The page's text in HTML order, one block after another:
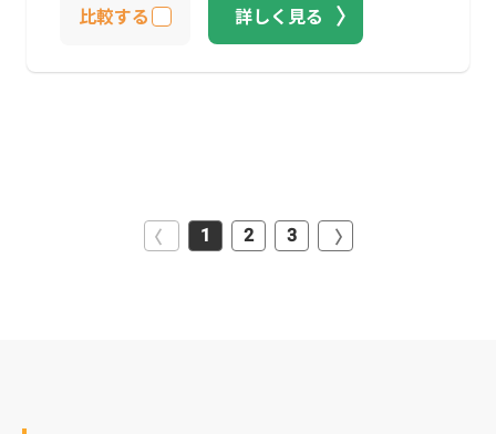
比較する 詳しく見る
1 2 3